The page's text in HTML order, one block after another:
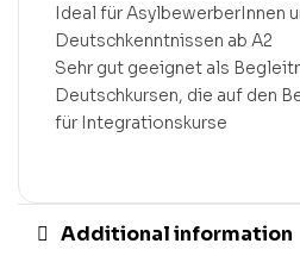
Ideal für AsylbewerberInnen
Deutschkenntnissen ab A2
Sehr gut geeignet als
Deutschkursen, die auf den
für Integrationskurse
Additional information